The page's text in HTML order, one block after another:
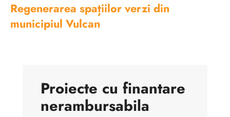
Regenerarea spațiilor verzi din
municipiul Vulcan
Proiecte cu finantare
nerambursabila